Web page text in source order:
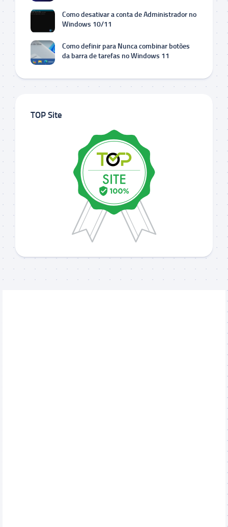
Como desativar a conta de Administrador no
Windows 10/11
Como definir para Nunca combinar botões
da barra de tarefas no Windows 11
TOP Site